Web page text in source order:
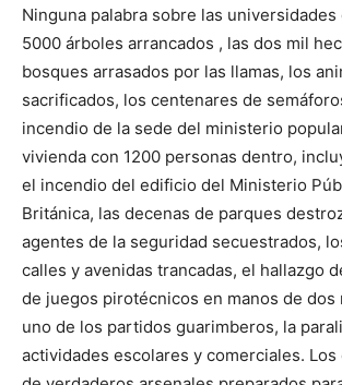
Ninguna palabra sobre las universidades
5000 árboles arrancados , las dos mil
bosques arrasados por las llamas, los
sacrificados, los centenares de
incendio de la sede del ministerio
vivienda con 1200 personas dentro,
el incendio del edificio del Ministerio
Británica, las decenas de parques
agentes de la seguridad secuestrados,
calles y avenidas trancadas, el hallazgo
de juegos pirotécnicos en manos de dos
uno de los partidos guarimberos, la
actividades escolares y comerciales.